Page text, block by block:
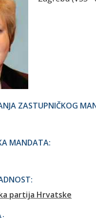
ZASTUPNIČKOG
MANDATA:
partija Hrvatske